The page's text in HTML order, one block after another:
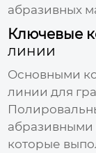
абразивных
Ключевые
линии
Основными
линии для
абразивными
которые